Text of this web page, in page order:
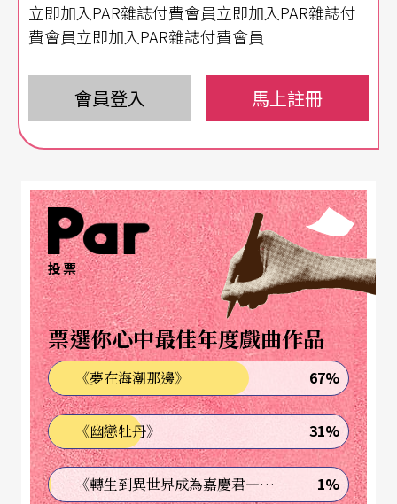
次上，則是必須先反省我們自己到底有些什麼，在
演出形式上，則需想想選擇的傳播方式其有效性到
底如何，而在接受層面上，則要看看這個社會自己
認爲或我們認爲它究竟缺什麼，如果能這樣地從三
方面來做立體性的思考，則一個不離藝術本質、不
是，在行這些思考時所需的文化美學、社會觀察及
傳播理論等修養的任一面，卻往往都不是整天叮叮
咚咚的人目前所能去有效掌握的。
以九月四日「關迺忠、閔惠芬與市國之星」的演奏
會爲例，主辦單位的立意雖佳，也動用了一定的資
源，但成效卻極爲有限，其關鍵處也就在音樂會的
設計始終無法眞正切入這些層次的思考所致。
過多首演曲目的文化反思
立即加入PAR雜誌付費會員立即加入PAR雜誌付
費會員立即加入PAR雜誌付費會員
會員登入 馬上註冊
投票
票選你心中最佳年度戲曲作品
《夢在海潮那邊》 67%
《幽戀牡丹》 31%
《轉生到異世界成為嘉慶君—發現我的祖先是詐騙集團!?》 1%